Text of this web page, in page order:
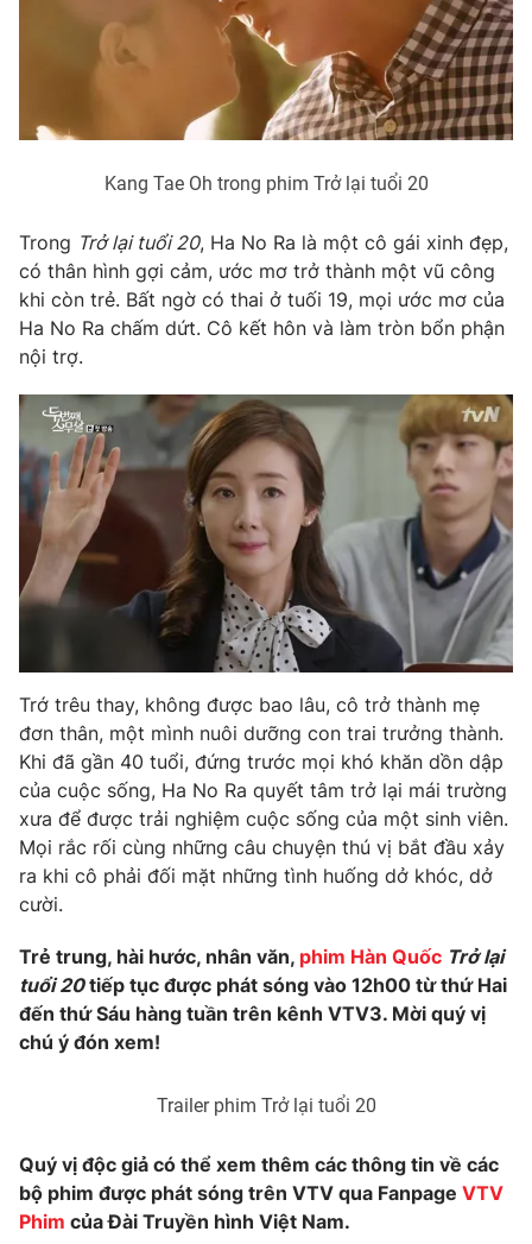
Thị trường
Video Shorts video
VTV Money
VTV Sức khoẻ Bất động sản
Thị trường 24h Tấm lòng Việt
VTV4 Vươn mình bằng AI
VTV8
Liên hệ tòa soạn English
THỜI BÁO VTV
Cơ quan chủ quản:Đài Truyền hình Việt Nam
Cơ quan báo chí:Thời báo VTV
cấp ngày 29/12/2023
Phó Tổng Biên tập:Nguyễn Thị Mỹ Hạnh, Phạm Quốc Thắng,
Nguyễn Trọng Ninh
Tổng đài VTV:024.38 355 931 - 024.38 355 932
Kang Tae Oh trong phim Trở lại tuổi 20
Trong Trở lại tuổi 20, Ha No Ra là một cô gái xinh đẹp,
có thân hình gợi cảm, ước mơ trở thành một vũ công
khi còn trẻ. Bất ngờ có thai ở tuối 19, mọi ước mơ của
Ha No Ra chấm dứt. Cô kết hôn và làm tròn bổn phận
nội trợ.
Trớ trêu thay, không được bao lâu, cô trở thành mẹ
đơn thân, một mình nuôi dưỡng con trai trưởng thành.
Khi đã gần 40 tuổi, đứng trước mọi khó khăn dồn dập
của cuộc sống, Ha No Ra quyết tâm trở lại mái trường
xưa để được trải nghiệm cuộc sống của một sinh viên.
Mọi rắc rối cùng những câu chuyện thú vị bắt đầu xảy
ra khi cô phải đối mặt những tình huống dở khóc, dở
cười.
Trẻ trung, hài hước, nhân văn, phim Hàn Quốc Trở lại
tuổi 20tiếp tục được phát sóng vào 12h00 từ thứ Hai
đến thứ Sáu hàng tuần trên kênh VTV3. Mời quý vị
chú ý đón xem!
Trailer phim Trở lại tuổi 20
Quý vị độc giả có thể xem thêm các thông tin về các
bộ phim được phát sóng trên VTV qua Fanpage VTV
Phim của Đài Truyền hình Việt Nam.